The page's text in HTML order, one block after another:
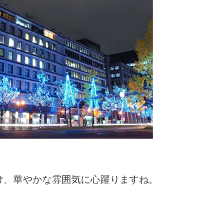
華やかな雰囲気に心躍りますね。